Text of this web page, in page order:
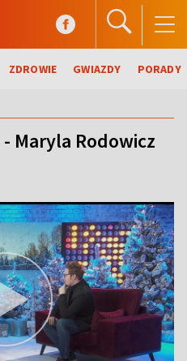
ZDROWIE GWIAZDY PORADY
Maryla Rodowicz